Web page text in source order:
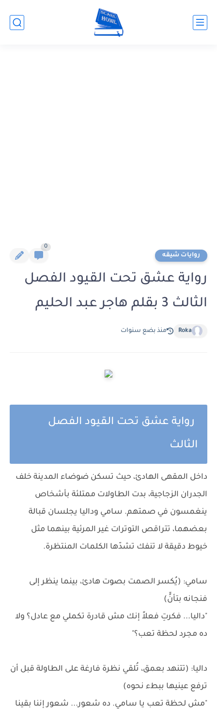
روايات شيقه
0
رواية عشق تحت القيود الفصل
الثالث 3 بقلم هاجر عبد الحليم
Roka منذ بضع سنوات
رواية عشق تحت القيود الفصل
الثالث
داخل المقهى الهادئ، حيث تسكن ضوضاء المدينة خلف
الجدران الزجاجية، بدت الطاولات ممتلئة بأشخاص
ينغمسون في صمتهم. سامي وداليا يجلسان قبالة
بعضهما، تتراقص التوترات غير المرئية بينهما مثل
خيوط دقيقة لا تنفك تشدّها الكلمات المنتظرة.
سامي: (يُكسر الصمت بصوت هادئ، بينما ينظر إلى
فنجانه بتأنٍّ)
"داليا... فكرتِ فعلاً إنك مش قادرة تكملي مع عادل؟ ولا
ده مجرد لحظة تعب؟"
داليا: (تتنهد بعمق، تُلقي نظرة فارغة على الطاولة قبل أن
ترفع عينيها ببطء نحوه)
"مش لحظة تعب يا سامي. ده شعور... شعور إننا بقينا